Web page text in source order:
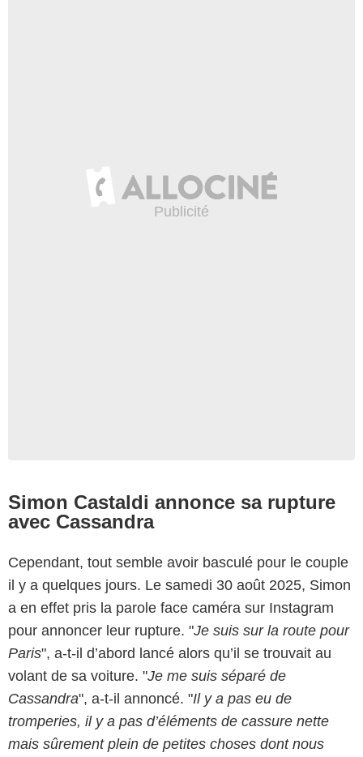
Simon Castaldi annonce sa rupture
avec Cassandra
Cependant, tout semble avoir basculé pour le couple
il y a quelques jours. Le samedi 30 août 2025, Simon
a en effet pris la parole face caméra sur Instagram
pour annoncer leur rupture. "Je suis sur la route pour
Paris", a-t-il d’abord lancé alors qu’il se trouvait au
volant de sa voiture. "Je me suis séparé de
Cassandra", a-t-il annoncé. "Il y a pas eu de
tromperies, il y a pas d’éléments de cassure nette
mais sûrement plein de petites choses dont nous